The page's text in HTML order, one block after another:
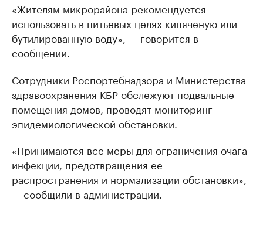
«Жителям микрорайона рекомендуется
использовать в питьевых целях кипяченую или
бутилированную воду», — говорится в
сообщении.
Сотрудники Роспортебнадзора и Министерства
здравоохранения КБР обслежуют подвальные
помещения домов, проводят мониторинг
эпидемиологической обстановки.
«Принимаются все меры для ограничения очага
инфекции, предотвращения ее
распространения и нормализации обстановки»,
— сообщили в администрации.